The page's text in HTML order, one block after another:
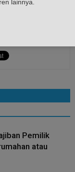
Pemilik
atau
lainnya.